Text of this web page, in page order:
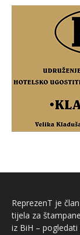
ReprezenT je
tijela za
iz BiH –